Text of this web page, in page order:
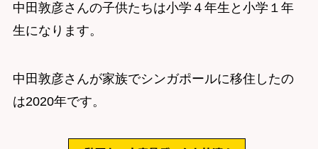
中田敦彦さんの子供たちは小学４年生と小学１年
生になります。
中田敦彦さんが家族でシンガポールに移住したの
は2020年です。